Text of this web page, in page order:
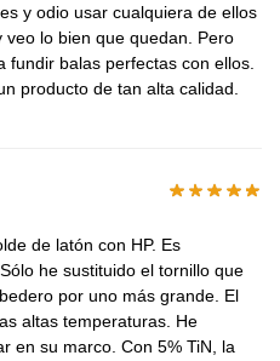
y odio usar cualquiera de ellos
veo lo bien que quedan. Pero
fundir balas perfectas con ellos.
producto de tan alta calidad.
de latón con HP. Es
he sustituido el tornillo que
por uno más grande. El
altas temperaturas. He
en su marco. Con 5% TiN, la